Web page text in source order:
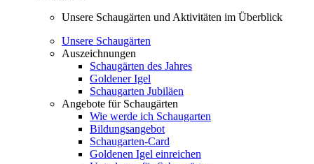
Unsere Schaugärten und Aktivitäten im Überblick
Unsere Schaugärten
Auszeichnungen
Schaugärten des Jahres
Goldener Igel
Schaugarten Jubiläen
Angebote für Schaugärten
Wie werde ich Schaugarten
Bildungsangebot
Schaugarten-Card
Goldenen Igel einreichen